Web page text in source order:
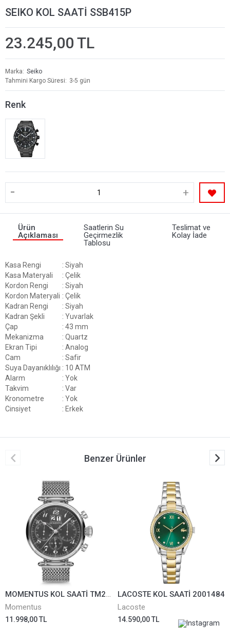
SEIKO KOL SAATİ SSB415P
23.245,00 TL
Marka
Seiko
Tahmini Kargo Süresi
3-5 gün
Renk
- +
Ürün
Açıklaması
Saatlerin Su
Geçirmezlik
Tablosu
Teslimat ve
Kolay İade
Kasa Rengi
: Siyah
Kasa Materyali
: Çelik
Kordon Rengi
: Siyah
Kordon Materyali : Çelik
Kadran Rengi
: Siyah
Kadran Şekli
: Yuvarlak
Çap
: 43 mm
Mekanizma
: Quartz
Ekran Tipi
: Analog
Cam
: Safir
Suya Dayanıklılığı : 10 ATM
Alarm
: Yok
Takvim
: Var
Kronometre
: Yok
Cinsiyet
: Erkek
Benzer Ürünler
MOMENTUS KOL SAATİ TM250S-04SS
Momentus
11.998,00 TL
LACOSTE KOL SAATİ 2001484
Lacoste
14.590,00 TL